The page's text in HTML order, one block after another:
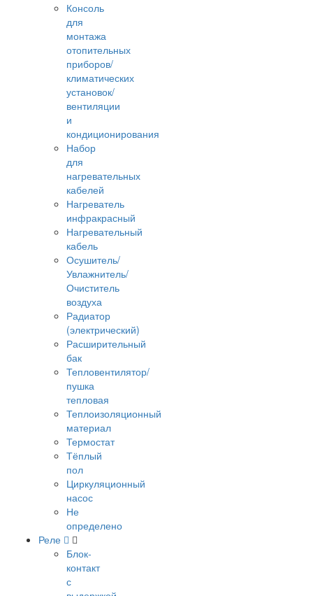
Консоль
для
монтажа
отопительных
приборов/
климатических
установок/
вентиляции
и
кондиционирования
Набор
для
нагревательных
кабелей
Нагреватель
инфракрасный
Нагревательный
кабель
Осушитель/
Увлажнитель/
Очиститель
воздуха
Радиатор
(электрический)
Расширительный
бак
Тепловентилятор/
пушка
тепловая
Теплоизоляционный
материал
Термостат
Тёплый
пол
Циркуляционный
насос
Не
определено
Реле
Блок-
контакт
с